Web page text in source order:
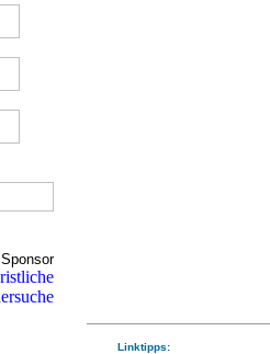
Sponsor
Linktipps: